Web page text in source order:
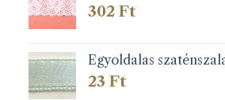
302 Ft
Egyoldalas
23 Ft